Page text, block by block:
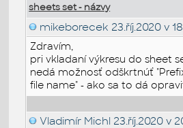
sheets set - názvy
mikeborecek 23.říj.2020 v
Zdravím,
pri vkladaní výkresu do sheet
nedá možnosť odškrtnúť
file name" - ako sa to dá
Vladimír Michl 23.říj.2020 v